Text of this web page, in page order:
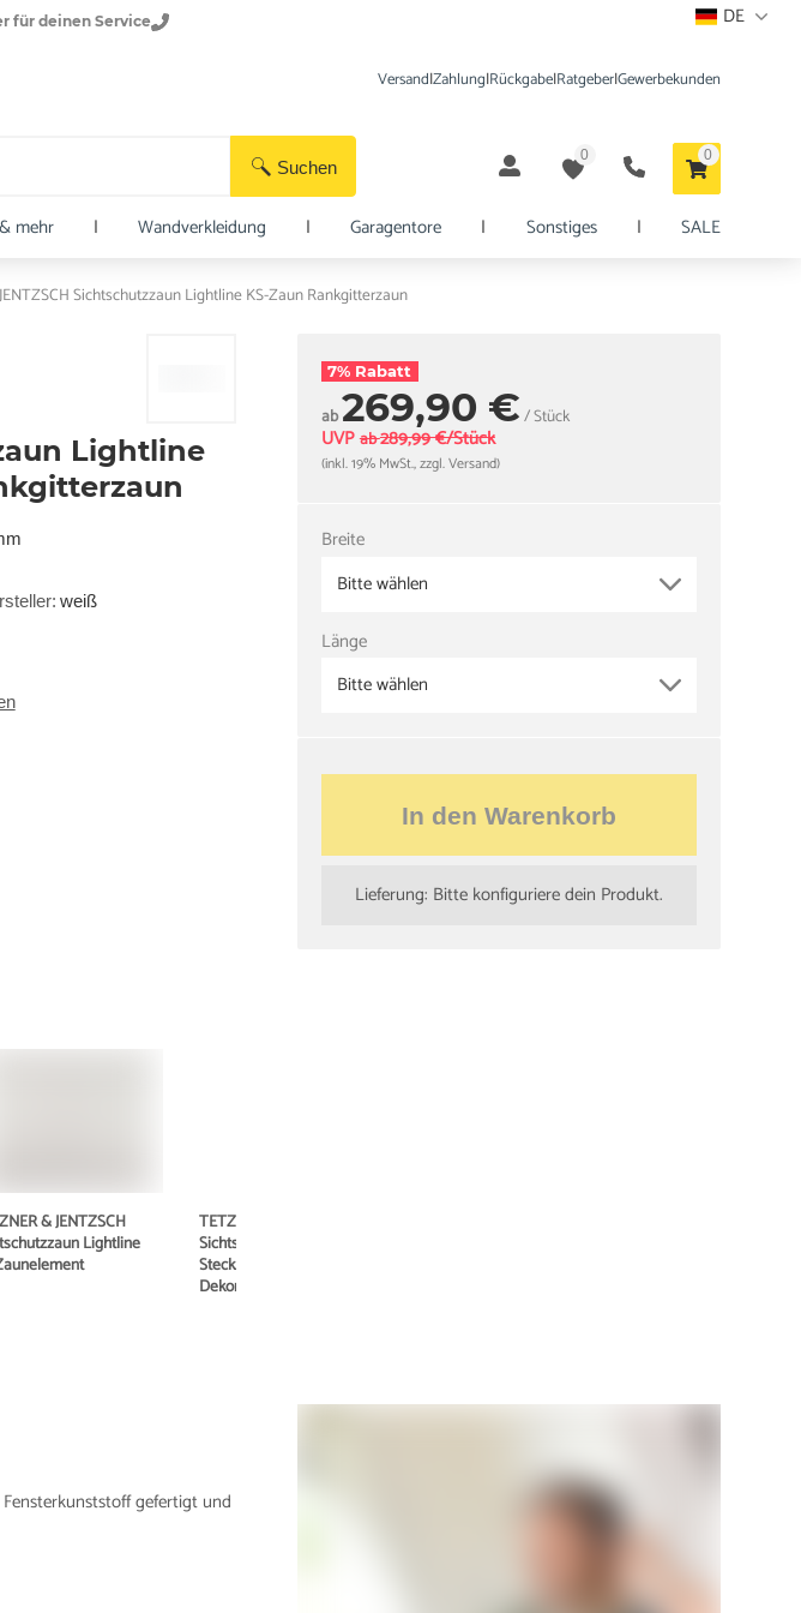
für deinen Service DE
Suchen
Versand|Zahlung|Rückgabe|Ratgeber|Gewerbekunden
0 0
mehr | Wandverkleidung | Garagentore | Sonstiges | SALE
Sichtschutzzaun Lightline KS-Zaun Rankgitterzaun
Lightline
: weiß
7% Rabatt
ab269,90 €/ Stück
UVP ab289,99 €/Stück
(inkl. 19% MwSt., zzgl. Versand)
Breite
Bitte wählen
Länge
Bitte wählen
In den Warenkorb
Lieferung: Bitte konfiguriere dein Produkt.
& JENTZSCH
Lightline
TETZNER & JENTZSCH
Sichtschutzzaun Lightline
Steckzaunsystem
Dekorleiste
gefertigt und